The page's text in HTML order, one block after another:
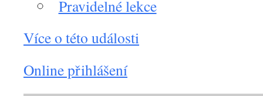
Pravidelné lekce
Více o této události
Online přihlášení